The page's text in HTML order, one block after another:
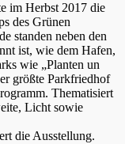
im Herbst 2017 die
des Grünen
standen neben den
ist, wie dem Hafen,
wie „Planten un
größte Parkfriedhof
Thematisiert
Licht sowie
die Ausstellung.